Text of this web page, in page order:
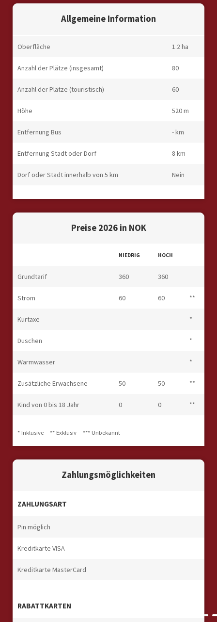
Allgemeine Information
Oberfläche 1.2 ha
Anzahl der Plätze (insgesamt) 80
Anzahl der Plätze (touristisch) 60
Höhe 520 m
Entfernung Bus - km
Entfernung Stadt oder Dorf 8 km
Dorf oder Stadt innerhalb von 5 km Nein
Preise 2026 in NOK
NIEDRIG HOCH
Grundtarif 360 360
Strom 60 60 **
Kurtaxe *
Duschen *
Warmwasser *
Zusätzliche Erwachsene 50 50 **
Kind von 0 bis 18 Jahr 0 0 **
* Inklusive ** Exklusiv *** Unbekannt
Zahlungsmöglichkeiten
ZAHLUNGSART
Pin möglich
Kreditkarte VISA
Kreditkarte MasterCard
RABATTKARTEN